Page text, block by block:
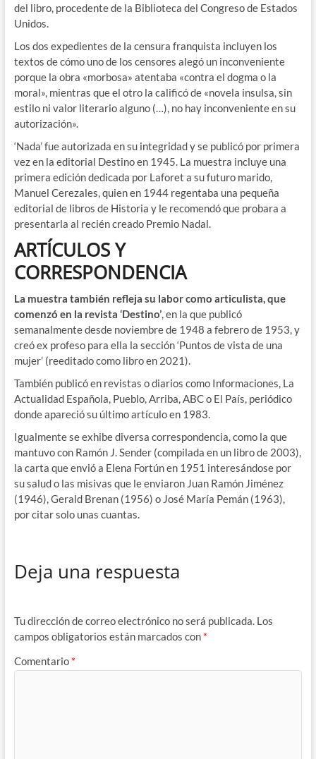
del libro, procedente de la Biblioteca del Congreso de Estados
Unidos.
Los dos expedientes de la censura franquista incluyen los
textos de cómo uno de los censores alegó un inconveniente
porque la obra «morbosa» atentaba «contra el dogma o la
moral», mientras que el otro la calificó de «novela insulsa, sin
estilo ni valor literario alguno (…), no hay inconveniente en su
autorización».
‘Nada’ fue autorizada en su integridad y se publicó por primera
vez en la editorial Destino en 1945. La muestra incluye una
primera edición dedicada por Laforet a su futuro marido,
Manuel Cerezales, quien en 1944 regentaba una pequeña
editorial de libros de Historia y le recomendó que probara a
presentarla al recién creado Premio Nadal.
ARTÍCULOS Y
CORRESPONDENCIA
La muestra también refleja su labor como articulista, que
comenzó en la revista ‘Destino’, en la que publicó
semanalmente desde noviembre de 1948 a febrero de 1953, y
creó ex profeso para ella la sección ‘Puntos de vista de una
mujer’ (reeditado como libro en 2021).
También publicó en revistas o diarios como Informaciones, La
Actualidad Española, Pueblo, Arriba, ABC o El País, periódico
donde apareció su último artículo en 1983.
Igualmente se exhibe diversa correspondencia, como la que
mantuvo con Ramón J. Sender (compilada en un libro de 2003),
la carta que envió a Elena Fortún en 1951 interesándose por
su salud o las misivas que le enviaron Juan Ramón Jiménez
(1946), Gerald Brenan (1956) o José María Pemán (1963),
por citar solo unas cuantas.
Deja una respuesta
Tu dirección de correo electrónico no será publicada. Los
campos obligatorios están marcados con *
Comentario *